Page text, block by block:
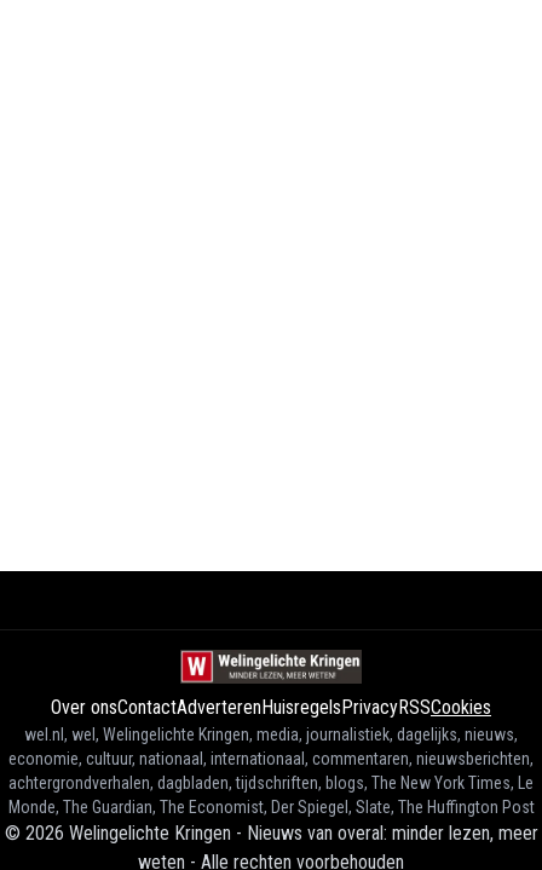
Over onsContactAdverterenHuisregelsPrivacyRSSCookies
wel.nl, wel, Welingelichte Kringen, media, journalistiek, dagelijks, nieuws,
economie, cultuur, nationaal, internationaal, commentaren, nieuwsberichten,
achtergrondverhalen, dagbladen, tijdschriften, blogs, The New York Times, Le
Monde, The Guardian, The Economist, Der Spiegel, Slate, The Huffington Post
© 2026 Welingelichte Kringen - Nieuws van overal: minder lezen, meer
weten - Alle rechten voorbehouden